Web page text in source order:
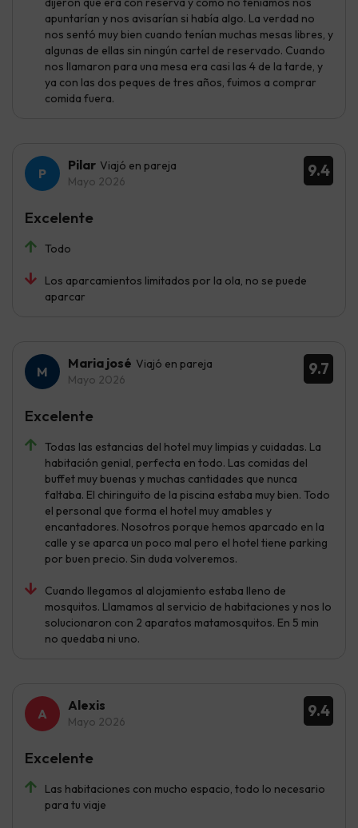
apuntarían y nos avisarían si había algo. La verdad no
nos sentó muy bien cuando tenían muchas mesas libres, y
algunas de ellas sin ningún cartel de reservado. Cuando
nos llamaron para una mesa era casi las 4 de la tarde, y
ya con las dos peques de tres años, fuimos a comprar
comida fuera.
9.4
Pilar Viajó en pareja
Mayo 2026
Todo
Los aparcamientos limitados por la ola, no se puede
aparcar
Excelente
9.7
Maria josé Viajó en pareja
Mayo 2026
Todas las estancias del hotel muy limpias y cuidadas. La
habitación genial, perfecta en todo. Las comidas del
buffet muy buenas y muchas cantidades que nunca
faltaba. El chiringuito de la piscina estaba muy bien. Todo
el personal que forma el hotel muy amables y
encantadores. Nosotros porque hemos aparcado en la
calle y se aparca un poco mal pero el hotel tiene parking
por buen precio. Sin duda volveremos.
Cuando llegamos al alojamiento estaba lleno de
mosquitos. Llamamos al servicio de habitaciones y nos lo
solucionaron con 2 aparatos matamosquitos. En 5 min
no quedaba ni uno.
Excelente
9.4
Alexis
Mayo 2026
Las habitaciones con mucho espacio, todo lo necesario
para tu viaje
Excelente